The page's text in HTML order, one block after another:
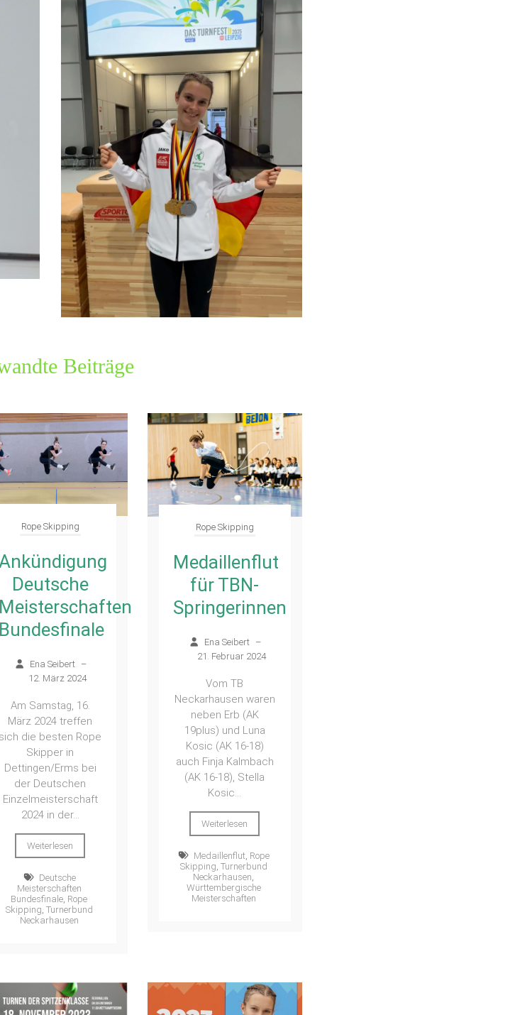
Beiträge
Rope Skipping
Deutsche
Meisterschaften
Bundesfinale
Ena Seibert
–
12. März 2024
Am Samstag, 16.
März 2024 treffen
sich die besten Rope
Skipper in
Dettingen/Erms bei
der Deutschen
Einzelmeisterschaft
2024 in der...
Weiterlesen
Deutsche
Meisterschaften
Bundesfinale, Rope
Skipping, Turnerbund
Neckarhausen
Rope Skipping
Medaillenflut
für TBN-
Springerinnen
Ena Seibert
–
21. Februar 2024
Vom TB
Neckarhausen waren
neben Erb (AK
19plus) und Luna
Kosic (AK 16-18)
auch Finja Kalmbach
(AK 16-18), Stella
Kosic...
Weiterlesen
Medaillenflut Rope
Skipping Turnerbund
Neckarhausen
Württembergische
Meisterschaften